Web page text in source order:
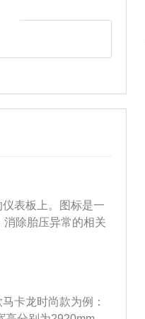
表板上。图标是一
除胎压异常的相关
监测复位按钮，听
压不足解决办法有
扎，就需要及时开
卡龙时尚款为例：